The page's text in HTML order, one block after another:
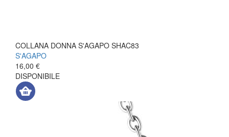
COLLANA DONNA S'AGAPO SHAC83
S'AGAPO
16,00 €
DISPONIBILE